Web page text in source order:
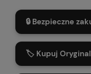
🔒 Bezpieczne
🏷️ Kupuj